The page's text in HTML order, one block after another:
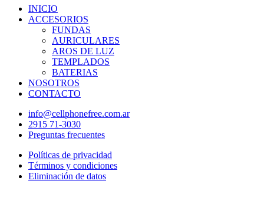
INICIO
ACCESORIOS
FUNDAS
AURICULARES
AROS DE LUZ
TEMPLADOS
BATERIAS
NOSOTROS
CONTACTO
info@cellphonefree.com.ar
2915 71-3030
Preguntas frecuentes
Políticas de privacidad
Términos y condiciones
Eliminación de datos